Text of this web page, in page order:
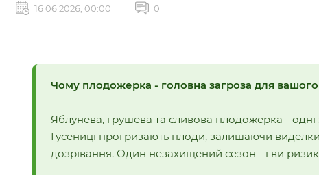
16 06 2026, 00:00 0
Чому плодожерка - головна загроза для
Яблунева, грушева та сливова плодожерка -
Гусениці прогризають плоди, залишаючи
дозрівання. Один незахищений сезон - і ви